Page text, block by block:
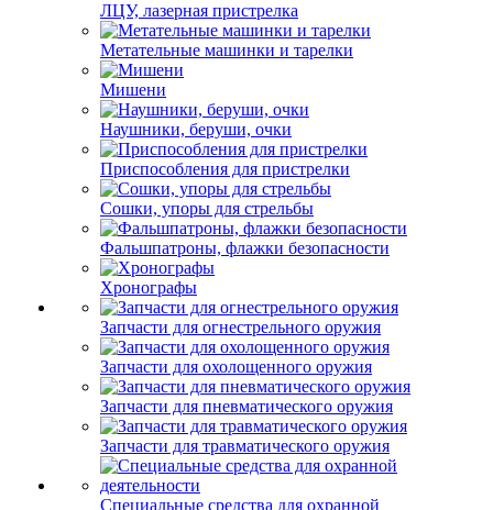
ЛЦУ, лазерная пристрелка
Метательные машинки и тарелки
Мишени
Наушники, беруши, очки
Приспособления для пристрелки
Сошки, упоры для стрельбы
Фальшпатроны, флажки безопасности
Хронографы
Запчасти для огнестрельного оружия
Запчасти для охолощенного оружия
Запчасти для пневматического оружия
Запчасти для травматического оружия
Специальные средства для охранной